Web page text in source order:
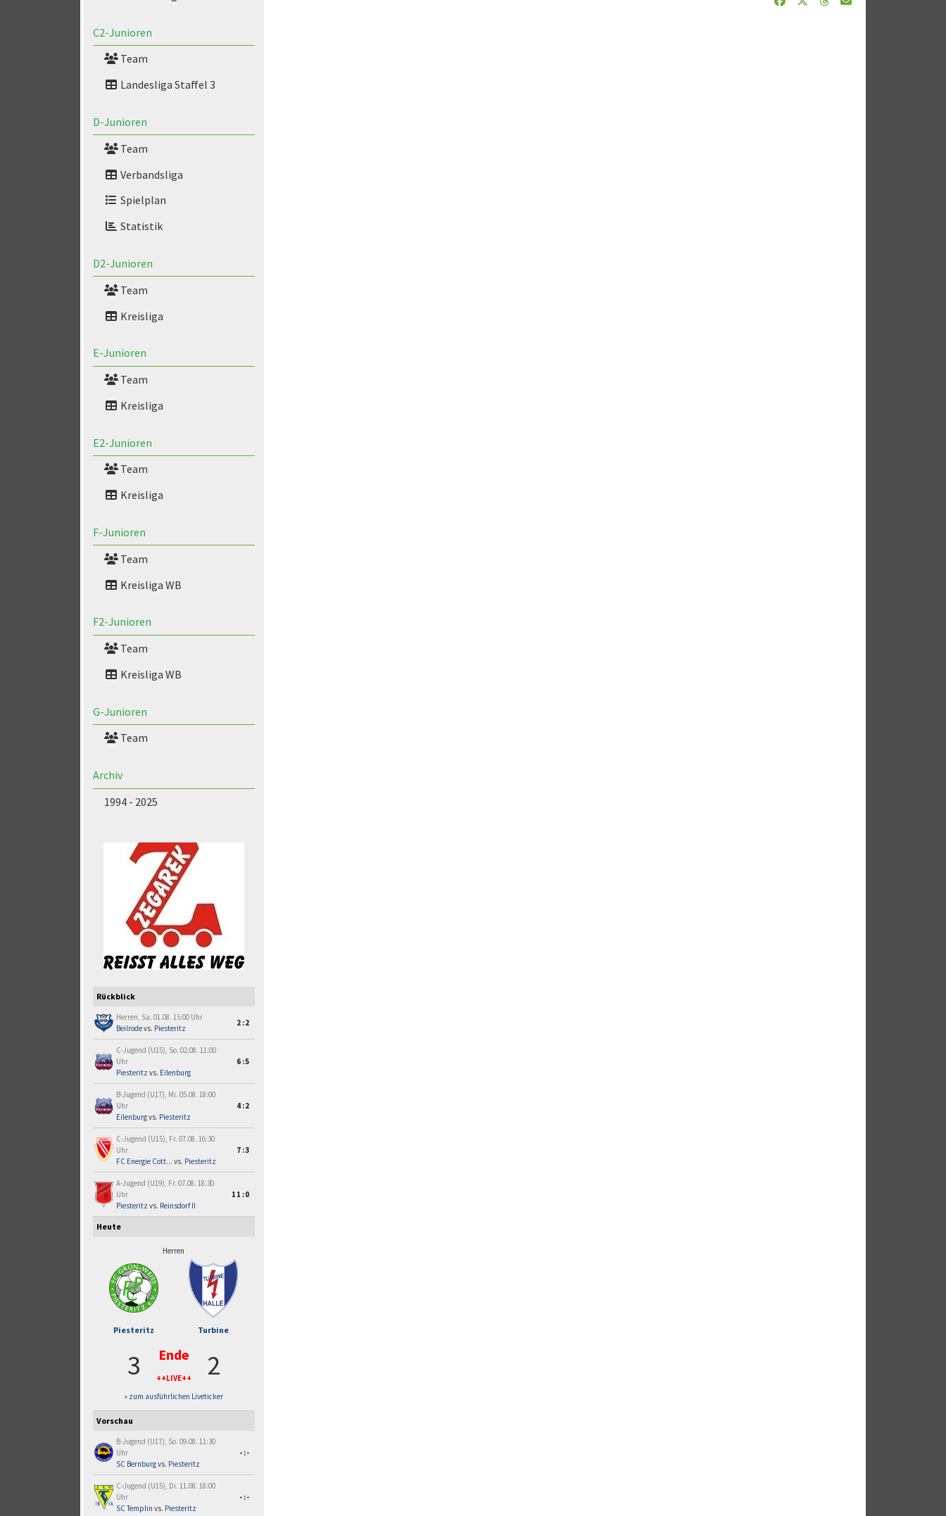
C2-Junioren
Team
Landesliga Staffel 3
D-Junioren
Team
Verbandsliga
Spielplan
Statistik
D2-Junioren
Team
Kreisliga
E-Junioren
Team
Kreisliga
E2-Junioren
Team
Kreisliga
F-Junioren
Team
Kreisliga WB
F2-Junioren
Team
Kreisliga WB
G-Junioren
Team
Archiv
1994 - 2025
Rückblick
Herren, Sa. 01.08. 15:00 Uhr
Beilrodevs. Piesteritz
2:2
C-Jugend (U15), So. 02.08. 11:00
Uhr
Piesteritz vs. Eilenburg
6:5
B-Jugend (U17), Mi. 05.08. 18:00
Uhr
Eilenburgvs. Piesteritz
4:2
C-Jugend (U15), Fr. 07.08. 16:30
Uhr
FC Energie Cott... vs. Piesteritz
7:3
A-Jugend (U19), Fr. 07.08. 18:30
Uhr
Piesteritz vs. Reinsdorf II
11:0
Heute
Herren
Piesteritz Turbine
3 Ende
++LIVE++ 2
» zum ausführlichen Liveticker
Vorschau
B-Jugend (U17), So. 09.08. 11:30
Uhr
SC Bernburgvs. Piesteritz
-:-
C-Jugend (U15), Di. 11.08. 18:00
Uhr
SC Templin vs. Piesteritz
-:-